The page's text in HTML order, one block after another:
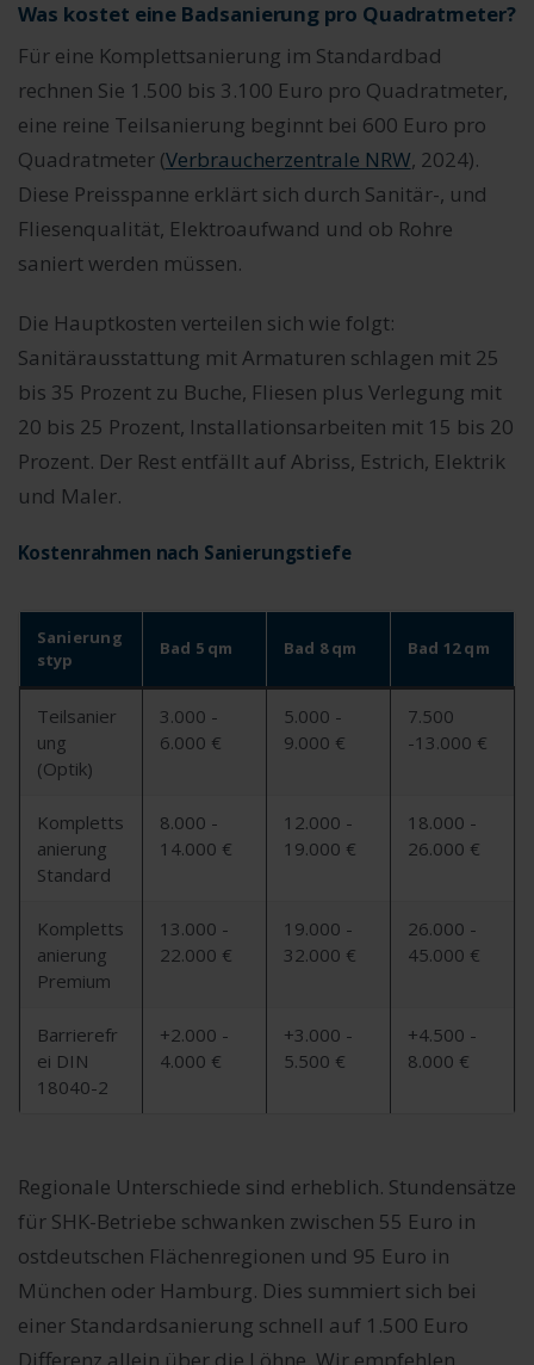
Was kostet eine Badsanierung pro Quadratmeter?
Für eine Komplettsanierung im Standardbad
rechnen Sie 1.500 bis 3.100 Euro pro Quadratmeter,
eine reine Teilsanierung beginnt bei 600 Euro pro
Quadratmeter (Verbraucherzentrale NRW, 2024).
Diese Preisspanne erklärt sich durch Sanitär-, und
Fliesenqualität, Elektroaufwand und ob Rohre
saniert werden müssen.
Die Hauptkosten verteilen sich wie folgt:
Sanitärausstattung mit Armaturen schlagen mit 25
bis 35 Prozent zu Buche, Fliesen plus Verlegung mit
20 bis 25 Prozent, Installationsarbeiten mit 15 bis 20
Prozent. Der Rest entfällt auf Abriss, Estrich, Elektrik
und Maler.
Kostenrahmen nach Sanierungstiefe
Sanierung
styp
Bad 5 qm Bad 8 qm Bad 12 qm
Teilsanier
ung
(Optik)
3.000 -
6.000 €
5.000 -
9.000 €
7.500
-13.000 €
Kompletts
anierung
Standard
8.000 -
14.000 €
12.000 -
19.000 €
18.000 -
26.000 €
Kompletts
anierung
Premium
13.000 -
22.000 €
19.000 -
32.000 €
26.000 -
45.000 €
Barrierefr
ei DIN
18040-2
+2.000 -
4.000 €
+3.000 -
5.500 €
+4.500 -
8.000 €
Regionale Unterschiede sind erheblich. Stundensätze
für SHK-Betriebe schwanken zwischen 55 Euro in
ostdeutschen Flächenregionen und 95 Euro in
München oder Hamburg. Dies summiert sich bei
einer Standardsanierung schnell auf 1.500 Euro